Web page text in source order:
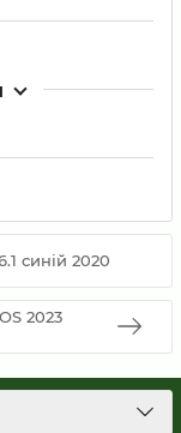
синій 2020
2023